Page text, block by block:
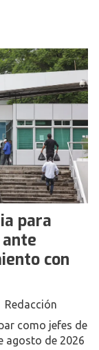
para
con
Redacción
como jefes de
agosto de 2026